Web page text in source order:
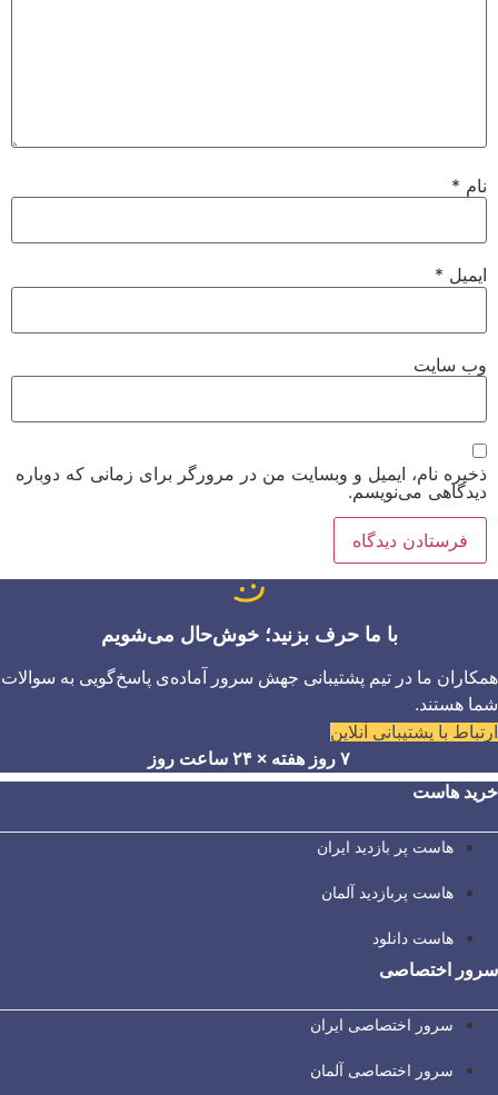
نام *
ایمیل *
وب‌ سایت
ذخیره نام، ایمیل و وبسایت من در مرورگر برای زمانی که دوباره
دیدگاهی می‌نویسم.
با ما حرف بزنید؛ خوش‌حال می‌شویم
همکاران ما در تیم پشتیبانی جهش سرور آماده‌ی پاسخ‌گویی به سوالات
شما هستند.
ارتباط با پشتیبانی آنلاین
۷ روز هفته × ۲۴ ساعت روز
خرید هاست
هاست پر بازدید ایران
هاست پربازدید آلمان
هاست دانلود
سرور اختصاصی
سرور اختصاصی ایران
سرور اختصاصی آلمان